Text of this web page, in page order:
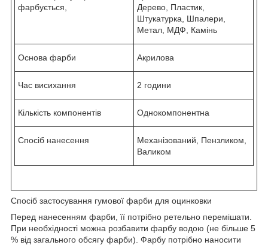
фарбується,
Дерево, Пластик,
Штукатурка, Шпалери,
Метал, МДФ, Камінь
Основа фарби Акрилова
Час висихання 2 години
Кількість компонентів Однокомпонентна
Спосіб нанесення
Механізований, Пензликом,
Валиком
Спосіб застосування гумової фарби для оцинковки
Перед нанесенням фарби, її потрібно ретельно перемішати.
При необхідності можна розбавити фарбу водою (не більше 5
% від загального обсягу фарби). Фарбу потрібно наносити